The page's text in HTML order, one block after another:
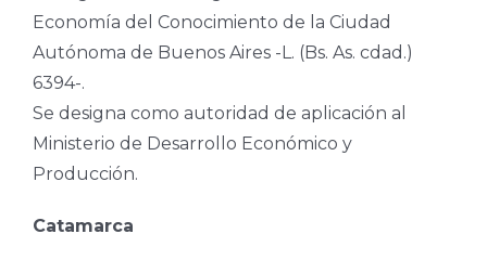
Economía del Conocimiento de la Ciudad
Autónoma de Buenos Aires -L. (Bs. As. cdad.)
6394-.
Se designa como autoridad de aplicación al
Ministerio de Desarrollo Económico y
Producción.
Catamarca